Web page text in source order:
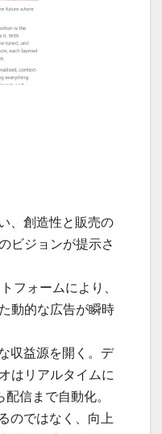
、創造性と販売の
ビジョンが提示さ
フォームにより、
動的な広告が瞬時
収益源を開く。デ
はリアルタイムに
信まで自動化。
のではなく、向上